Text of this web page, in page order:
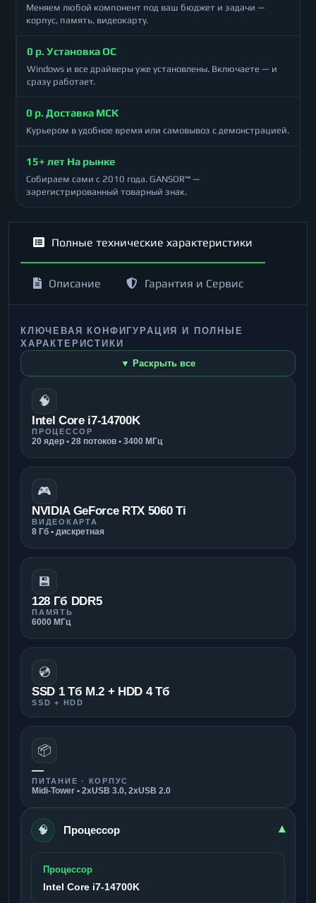
Меняем любой компонент под ваш бюджет и задачи —
корпус, память, видеокарту.
0 р. Установка ОС
Windows и все драйверы уже установлены. Включаете — и
сразу работает.
0 р. Доставка МСК
Курьером в удобное время или самовывоз с демонстрацией.
15+ лет На рынке
Собираем сами с 2010 года. GANSOR™ —
зарегистрированный товарный знак.
Полные технические характеристики
Описание Гарантия и Сервис
КЛЮЧЕВАЯ КОНФИГУРАЦИЯ И ПОЛНЫЕ
ХАРАКТЕРИСТИКИ
▼ Раскрыть все
🧠
Intel Core i7-14700K
ПРОЦЕССОР
20 ядер • 28 потоков • 3400 МГц
🎮
NVIDIA GeForce RTX 5060 Ti
ВИДЕОКАРТА
8 Гб • дискретная
💾
128 Гб DDR5
ПАМЯТЬ
6000 МГц
💿
SSD 1 Тб M.2 + HDD 4 Тб
SSD + HDD
📦
—
ПИТАНИЕ · КОРПУС
Midi-Tower • 2xUSB 3.0, 2xUSB 2.0
🧠 Процессор ▾
Процессор
Intel Core i7-14700K